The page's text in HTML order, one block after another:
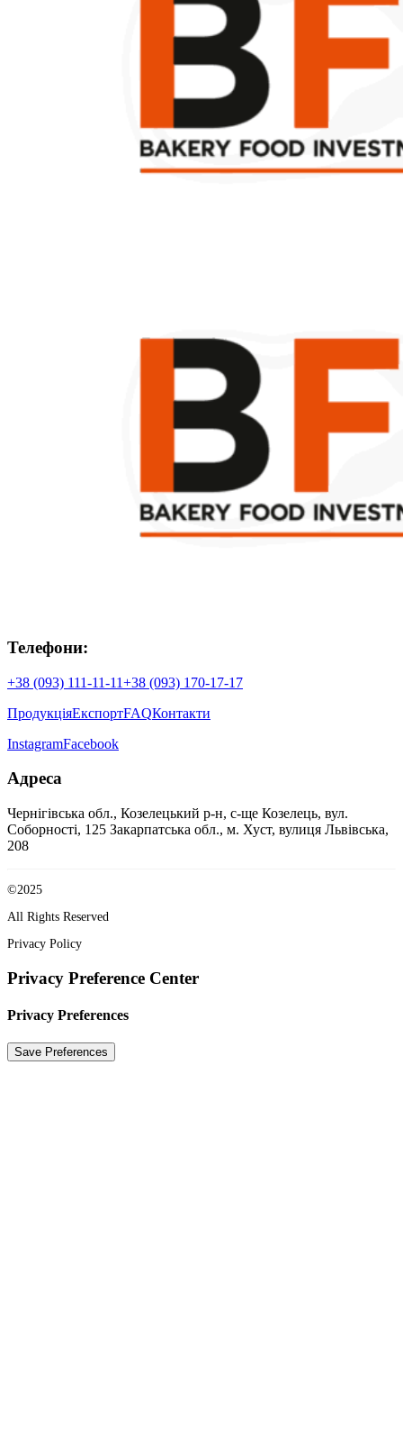
Телефони:
+38 (093) 111-11-11+38 (093) 170-17-17
ПродукціяЕкспортFAQКонтакти
InstagramFacebook
Адреса
Чернігівська обл., Козелецький р-н, с-ще Козелець, вул.
Соборності, 125 Закарпатська обл., м. Хуст, вулиця Львівська,
208
©2025
All Rights Reserved
Privacy Policy
Privacy Preference Center
Privacy Preferences